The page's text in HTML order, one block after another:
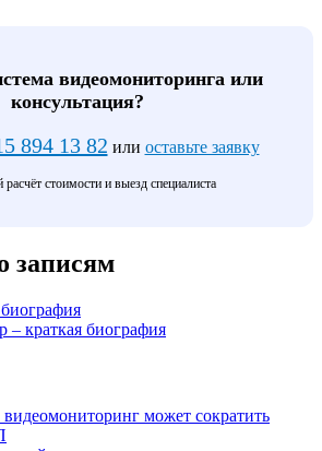
видеомониторинга или
консультация?
894 13 82 или оставьте заявку
расчёт стоимости и выезд специалиста
записям
краткая биография
может сократить